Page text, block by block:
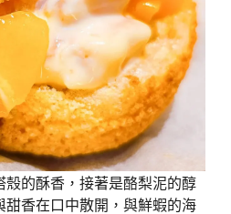
殼的酥香，接著是酪梨泥的醇
甜香在口中散開，與鮮蝦的海